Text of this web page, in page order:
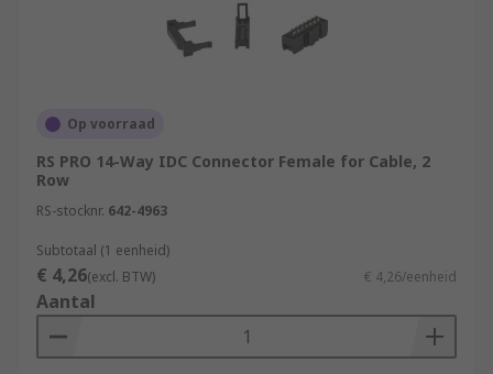
Op voorraad
RS PRO 14-Way IDC Connector Female for Cable, 2
Row
RS-stocknr. 642-4963
Subtotaal (1 eenheid)
€ 4,26(excl. BTW) € 4,26/eenheid
Aantal